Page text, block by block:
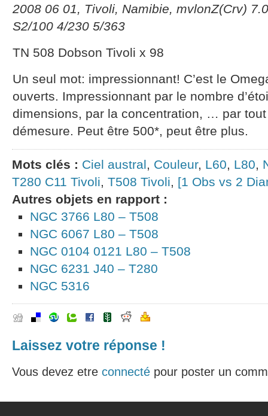
2008 06 01, Tivoli, Namibie, mvlonZ(Crv)
S2/100 4/230 5/363
TN 508 Dobson Tivoli x 98
Un seul mot: impressionnant! C’est le
ouverts. Impressionnant par le nombre
dimensions, par la concentration, … par tout
démesure. Peut être 500*, peut être plus.
Mots clés : Ciel austral, Couleur, L60, L80,
T280 C11 Tivoli, T508 Tivoli, [1 Obs vs 2
Autres objets en rapport :
NGC 3766 L80 – T508
NGC 6067 L80 – T508
NGC 0104 0121 L80 – T508
NGC 6231 J40 – T280
NGC 5316
Laissez votre réponse !
Vous devez etre connecté pour poster un